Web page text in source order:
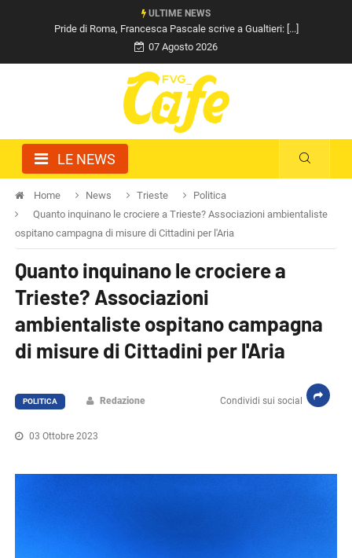
ULTIME NEWS
Pride di Roma, Francesca Pascale scrive a Gualtieri: [...]
07 Agosto 2026
LE NEWS
Home News Trieste
Politica
Quanto inquinano le crociere a Trieste? Associazioni ambientaliste
ospitano campagna di misure di Cittadini per l'Aria
Quanto inquinano le crociere a
Trieste? Associazioni
ambientaliste ospitano campagna
di misure di Cittadini per l'Aria
Condividi sui social
POLITICA Redazione
03 Ottobre 2023